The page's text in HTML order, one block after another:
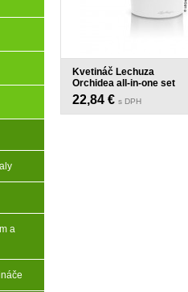
Kvetináč Lechuza
Orchidea all-in-one set
viac farieb
22,84 € s DPH
a